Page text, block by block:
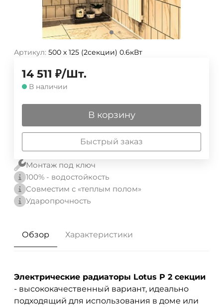
Артикул: 500 х 125 (2секции) 0.6кВт
14 511 ₽/Шт.
В наличии
В корзину
Быстрый заказ
Монтаж под ключ
100% - водостойкость
Совместим с «теплым полом»
Ударопрочность
Обзор Характеристики
Электрические радиаторы Lotus P 2 секции
- высококачественный вариант, идеально
подходящий для использования в доме или